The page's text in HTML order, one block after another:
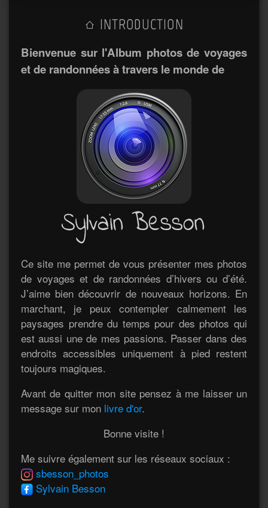
INTRODUCTION
Bienvenue sur l'Album photos de voyages
et de randonnées à travers le monde de
Ce site me permet de vous présenter mes photos
de voyages et de randonnées d’hivers ou d’été.
J’aime bien découvrir de nouveaux horizons. En
marchant, je peux contempler calmement les
paysages prendre du temps pour des photos qui
est aussi une de mes passions. Passer dans des
endroits accessibles uniquement à pied restent
toujours magiques.
Avant de quitter mon site pensez à me laisser un
message sur mon livre d'or.
Bonne visite !
Me suivre également sur les réseaux sociaux :
sbesson_photos
Sylvain Besson